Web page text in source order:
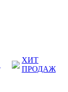
ХИТ
ПРОДАЖ